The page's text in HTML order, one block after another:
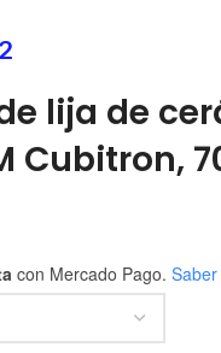
lija de
Cubitron,
con Mercado Pago.